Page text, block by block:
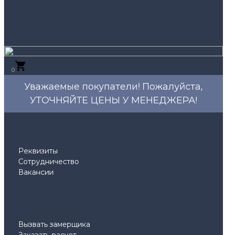
0
Уважаемые покупатели! Пожалуйста,
УТОЧНЯЙТЕ ЦЕНЫ У МЕНЕДЖЕРА!
Реквизиты
Сотрудничество
Вакансии
Вызвать замерщика